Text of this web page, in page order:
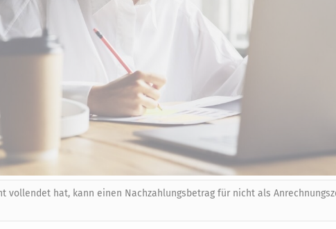
vollendet hat, kann einen Nachzahlungsbetrag für nicht als